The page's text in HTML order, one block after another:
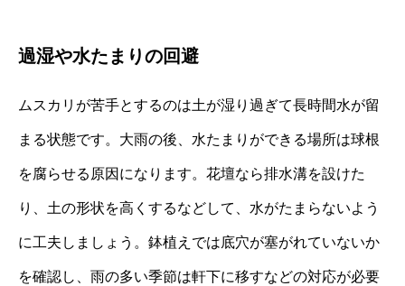
過湿や水たまりの回避
ムスカリが苦手とするのは土が湿り過ぎて長時間水が留
まる状態です。大雨の後、水たまりができる場所は球根
を腐らせる原因になります。花壇なら排水溝を設けた
り、土の形状を高くするなどして、水がたまらないよう
に工夫しましょう。鉢植えでは底穴が塞がれていないか
を確認し、雨の多い季節は軒下に移すなどの対応が必要